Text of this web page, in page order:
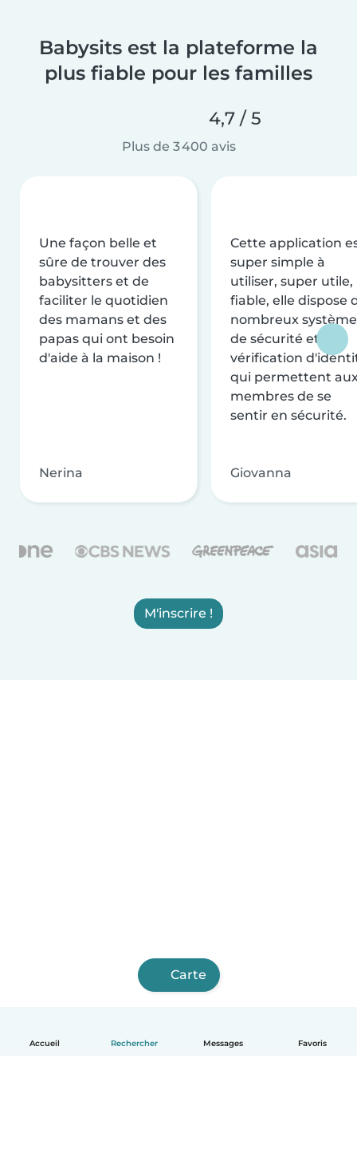
Accueil Rechercher Messages Favoris
Babysits est la plateforme la
plus fiable pour les familles
4,7 / 5
Plus de 3 400 avis
Une façon belle et
sûre de trouver des
babysitters et de
faciliter le quotidien
des mamans et des
papas qui ont besoin
d'aide à la maison !
Nerina
Cette application
super simple à
utiliser, super utile,
fiable, elle dispose
nombreux
de sécurité et de
vérification
qui permettent
membres de se
sentir en sécurité.
Giovanna
M'inscrire !
Carte